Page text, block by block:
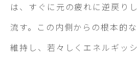
は、すぐに元の疲れに逆戻り
流す。この内側からの根本的
維持し、若々しくエネルギッ